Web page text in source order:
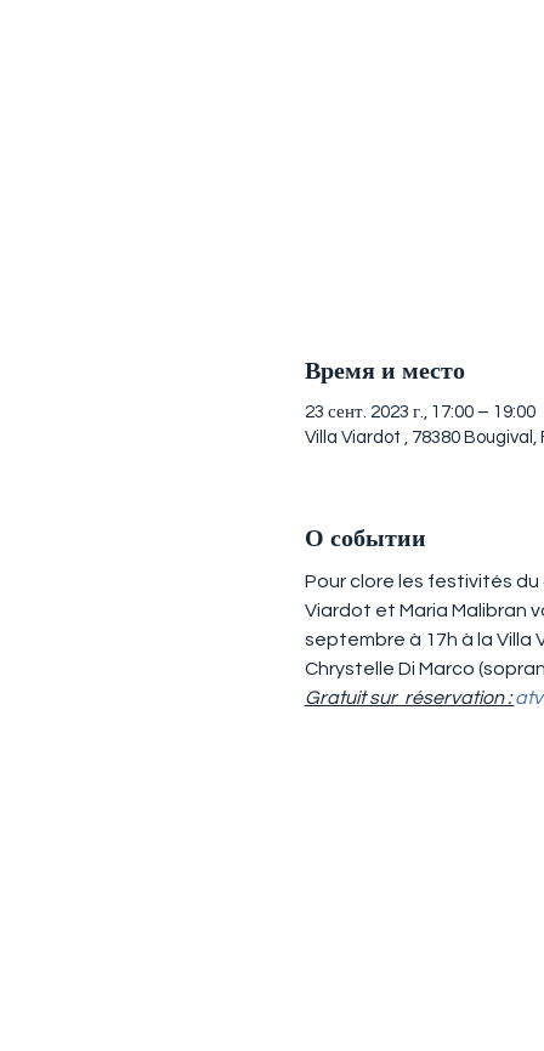
Время и место
23 сент. 2023 г., 17:00 – 19:00
Villa Viardot , 78380 Bougival,
О событии
Pour clore les festivités du
Viardot et Maria Malibran
septembre à 17h à la
Chrystelle Di Marco
Gratuit sur  réservation :